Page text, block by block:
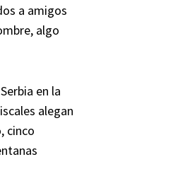
a amigos
algo
en la
alegan
cinco